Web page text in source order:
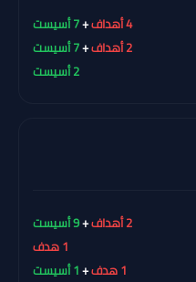
+7 أسيست
+7 أسيست
+9 أسيست
+1 أسيست